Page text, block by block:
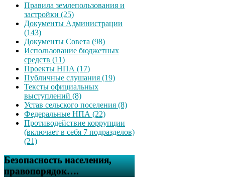
Правила землепользования и
застройки (25)
Документы Администрации
(143)
Документы Совета (98)
Использование бюджетных
средств (11)
Проекты НПА (17)
Публичные слушания (19)
Тексты официальных
выступлений (8)
Устав сельского поселения (8)
Федеральные НПА (22)
Противодействие коррупции
(включает в себя 7 подразделов)
(21)
Безопасность населения,
правопорядок….